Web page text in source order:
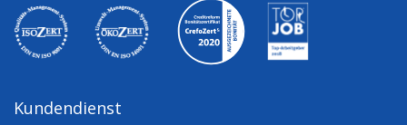
Kundendienst